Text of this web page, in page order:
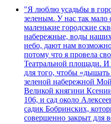
"Я люблю усадьбы в
зеленым. У нас так мало
маленькие городские
набережные, воды
небо, дают нам
потому что я провела
Театральной площади. И
для того, чтобы
зеленой набережной
Великой княгини
106, и сад около
садик Бобринских,
совершенно закрыт для